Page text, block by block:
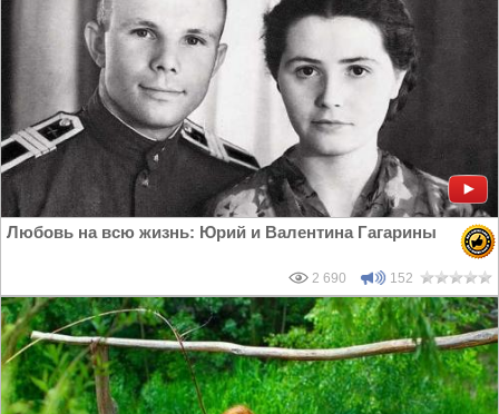
Любовь на всю жизнь: Юрий и Валентина Гагарины
2 690 152